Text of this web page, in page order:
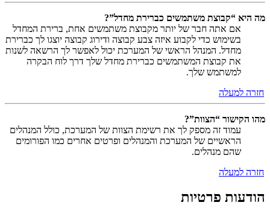
מה היא “קבוצת משתמשים כברירת מחדל”?
אם אתה חבר של יותר מקבוצת משתמשים אחת, ברירת המחדל
בשימוש כדי לקבוע איזה צבע קבוצה ודירוג קבוצה יוצגו לך כברירת
מחדל. המנהל הראשי של המערכת יכול לאפשר לך הרשאה לשנות
את קבוצת המשתמשים כברירת מחדל שלך דרך לוח הבקרה
למשתמש שלך.
חזרה למעלה
מהו הקישור “הצוות”?
עמוד זה מספק לך את רשימת הצוות של המערכת, כולל המנהלים
הראשיים של המערכת והמנהלים ופרטים אחרים כמו הפורומים
שהם מנהלים.
חזרה למעלה
הודעות פרטיות